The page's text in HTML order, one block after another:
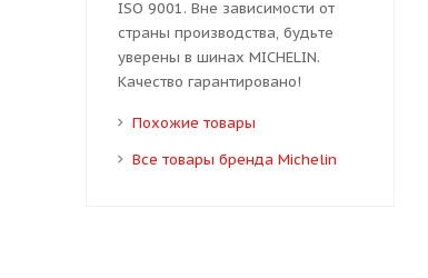
ISO 9001. Вне зависимости от
страны производства, будьте
уверены в шинах MICHELIN.
Качество гарантировано!
Похожие товары
Все товары бренда Michelin